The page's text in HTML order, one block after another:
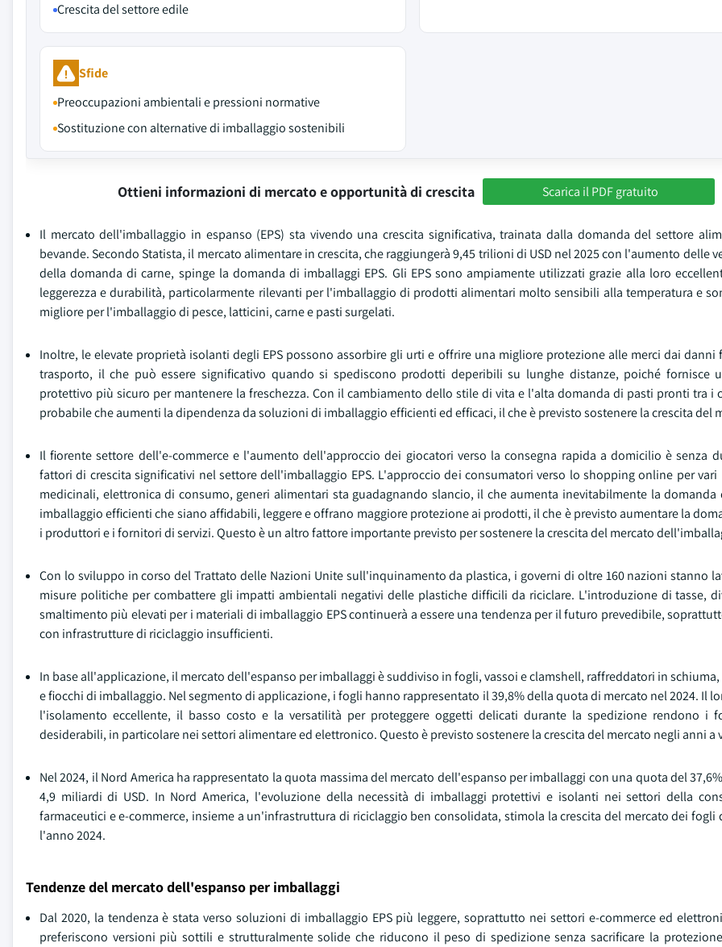
Crescita del settore edile
Sfide
Preoccupazioni ambientali e pressioni normative
Sostituzione con alternative di imballaggio sostenibili
Ottieni informazioni di mercato e opportunità di crescita Scarica il PDF gratuito
Il mercato dell'imballaggio in espanso (EPS) sta vivendo una crescita significativa, trainata dalla domanda del settore
bevande. Secondo Statista, il mercato alimentare in crescita, che raggiungerà 9,45 trilioni di USD nel 2025 con l'aumento delle
della domanda di carne, spinge la domanda di imballaggi EPS. Gli EPS sono ampiamente utilizzati grazie alla loro
leggerezza e durabilità, particolarmente rilevanti per l'imballaggio di prodotti alimentari molto sensibili alla temperatura e
migliore per l'imballaggio di pesce, latticini, carne e pasti surgelati.
Inoltre, le elevate proprietà isolanti degli EPS possono assorbire gli urti e offrire una migliore protezione alle merci dai danni
trasporto, il che può essere significativo quando si spediscono prodotti deperibili su lunghe distanze, poiché fornisce
protettivo più sicuro per mantenere la freschezza. Con il cambiamento dello stile di vita e l'alta domanda di pasti pronti tra i
probabile che aumenti la dipendenza da soluzioni di imballaggio efficienti ed efficaci, il che è previsto sostenere la crescita del
Il fiorente settore dell'e-commerce e l'aumento dell'approccio dei giocatori verso la consegna rapida a domicilio è senza
fattori di crescita significativi nel settore dell'imballaggio EPS. L'approccio dei consumatori verso lo shopping online per
medicinali, elettronica di consumo, generi alimentari sta guadagnando slancio, il che aumenta inevitabilmente la
imballaggio efficienti che siano affidabili, leggere e offrano maggiore protezione ai prodotti, il che è previsto aumentare la
i produttori e i fornitori di servizi. Questo è un altro fattore importante previsto per sostenere la crescita del mercato
Con lo sviluppo in corso del Trattato delle Nazioni Unite sull'inquinamento da plastica, i governi di oltre 160 nazioni stanno
misure politiche per combattere gli impatti ambientali negativi delle plastiche difficili da riciclare. L'introduzione di tasse,
smaltimento più elevati per i materiali di imballaggio EPS continuerà a essere una tendenza per il futuro prevedibile,
con infrastrutture di riciclaggio insufficienti.
In base all'applicazione, il mercato dell'espanso per imballaggi è suddiviso in fogli, vassoi e clamshell, raffreddatori in
e fiocchi di imballaggio. Nel segmento di applicazione, i fogli hanno rappresentato il 39,8% della quota di mercato nel 2024. Il
l'isolamento eccellente, il basso costo e la versatilità per proteggere oggetti delicati durante la spedizione rendono i
desiderabili, in particolare nei settori alimentare ed elettronico. Questo è previsto sostenere la crescita del mercato negli anni a
Nel 2024, il Nord America ha rappresentato la quota massima del mercato dell'espanso per imballaggi con una quota del
4,9 miliardi di USD. In Nord America, l'evoluzione della necessità di imballaggi protettivi e isolanti nei settori della
farmaceutici e e-commerce, insieme a un'infrastruttura di riciclaggio ben consolidata, stimola la crescita del mercato dei fogli
l'anno 2024.
Tendenze del mercato dell'espanso per imballaggi
Dal 2020, la tendenza è stata verso soluzioni di imballaggio EPS più leggere, soprattutto nei settori e-commerce ed
preferiscono versioni più sottili e strutturalmente solide che riducono il peso di spedizione senza sacrificare la